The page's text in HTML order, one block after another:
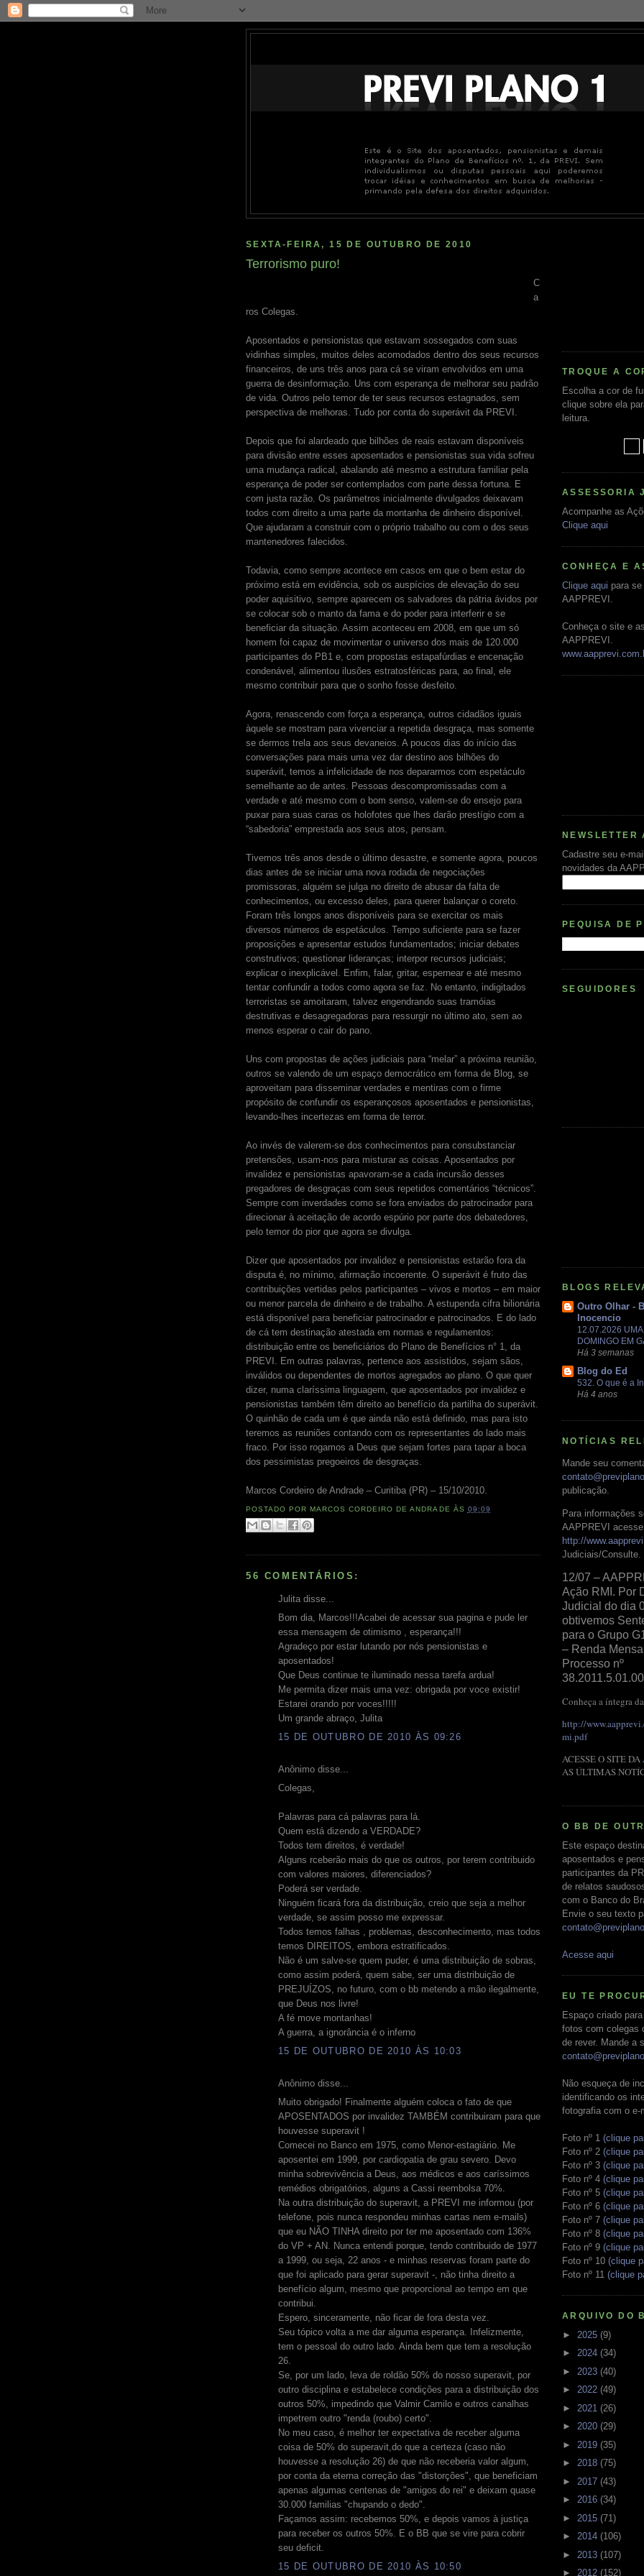
SEXTA-FEIRA, 15 DE OUTUBRO DE 2010
Terrorismo puro!
C
a
ros Colegas.
Aposentados e pensionistas que estavam sossegados com suas
vidinhas simples, muitos deles acomodados dentro dos seus recursos
financeiros, de uns três anos para cá se viram envolvidos em uma
guerra de desinformação. Uns com esperança de melhorar seu padrão
de vida. Outros pelo temor de ter seus recursos estagnados, sem
perspectiva de melhoras. Tudo por conta do superávit da PREVI.
Depois que foi alardeado que bilhões de reais estavam disponíveis
para divisão entre esses aposentados e pensionistas sua vida sofreu
uma mudança radical, abalando até mesmo a estrutura familiar pela
esperança de poder ser contemplados com parte dessa fortuna. E
com justa razão. Os parâmetros inicialmente divulgados deixavam
todos com direito a uma parte da montanha de dinheiro disponível.
Que ajudaram a construir com o próprio trabalho ou com o dos seus
mantenedores falecidos.
Todavia, como sempre acontece em casos em que o bem estar do
próximo está em evidência, sob os auspícios de elevação do seu
poder aquisitivo, sempre aparecem os salvadores da pátria ávidos por
se colocar sob o manto da fama e do poder para interferir e se
beneficiar da situação. Assim aconteceu em 2008, em que um só
homem foi capaz de movimentar o universo dos mais de 120.000
participantes do PB1 e, com propostas estapafúrdias e encenação
condenável, alimentou ilusões estratosféricas para, ao final, ele
mesmo contribuir para que o sonho fosse desfeito.
Agora, renascendo com força a esperança, outros cidadãos iguais
àquele se mostram para vivenciar a repetida desgraça, mas somente
se dermos trela aos seus devaneios. A poucos dias do início das
conversações para mais uma vez dar destino aos bilhões do
superávit, temos a infelicidade de nos depararmos com espetáculo
semelhante ao de antes. Pessoas descompromissadas com a
verdade e até mesmo com o bom senso, valem-se do ensejo para
puxar para suas caras os holofotes que lhes darão prestígio com a
“sabedoria” emprestada aos seus atos, pensam.
Tivemos três anos desde o último desastre, e somente agora, poucos
dias antes de se iniciar uma nova rodada de negociações
promissoras, alguém se julga no direito de abusar da falta de
conhecimentos, ou excesso deles, para querer balançar o coreto.
Foram três longos anos disponíveis para se exercitar os mais
diversos números de espetáculos. Tempo suficiente para se fazer
proposições e apresentar estudos fundamentados; iniciar debates
construtivos; questionar lideranças; interpor recursos judiciais;
explicar o inexplicável. Enfim, falar, gritar, espernear e até mesmo
tentar confundir a todos como agora se faz. No entanto, indigitados
terroristas se amoitaram, talvez engendrando suas tramóias
destrutivas e desagregadoras para ressurgir no último ato, sem ao
menos esperar o cair do pano.
Uns com propostas de ações judiciais para “melar” a próxima reunião,
outros se valendo de um espaço democrático em forma de Blog, se
aproveitam para disseminar verdades e mentiras com o firme
propósito de confundir os esperançosos aposentados e pensionistas,
levando-lhes incertezas em forma de terror.
Ao invés de valerem-se dos conhecimentos para consubstanciar
pretensões, usam-nos para misturar as coisas. Aposentados por
invalidez e pensionistas apavoram-se a cada incursão desses
pregadores de desgraças com seus repetidos comentários “técnicos”.
Sempre com inverdades como se fora enviados do patrocinador para
direcionar à aceitação de acordo espúrio por parte dos debatedores,
pelo temor do pior que agora se divulga.
Dizer que aposentados por invalidez e pensionistas estarão fora da
disputa é, no mínimo, afirmação incoerente. O superávit é fruto das
contribuições vertidas pelos participantes – vivos e mortos – em maior
ou menor parcela de dinheiro e de trabalho. A estupenda cifra bilionária
está disponível para beneficiar patrocinador e patrocinados. E do lado
de cá tem destinação atestada em normas e regulamentos:
distribuição entre os beneficiários do Plano de Benefícios n° 1, da
PREVI. Em outras palavras, pertence aos assistidos, sejam sãos,
inválidos ou dependentes de mortos agregados ao plano. O que quer
dizer, numa claríssima linguagem, que aposentados por invalidez e
pensionistas também têm direito ao benefício da partilha do superávit.
O quinhão de cada um é que ainda não está definido, mas para isto
teremos as reuniões contando com os representantes do lado mais
fraco. Por isso rogamos a Deus que sejam fortes para tapar a boca
dos pessimistas pregoeiros de desgraças.
Marcos Cordeiro de Andrade – Curitiba (PR) – 15/10/2010.
POSTADO PORMARCOS CORDEIRO DE ANDRADE ÀS 09:09
56 COMENTÁRIOS:
Julita disse...
Bom dia, Marcos!!!Acabei de acessar sua pagina e pude ler
essa mensagem de otimismo , esperança!!!
Agradeço por estar lutando por nós pensionistas e
aposentados!
Que Deus continue te iluminado nessa tarefa ardua!
Me permita dizer mais uma vez: obrigada por voce existir!
Estarei orando por voces!!!!!
Um grande abraço, Julita
15 DE OUTUBRO DE 2010 ÀS 09:26
Anônimo disse...
Colegas,
Palavras para cá palavras para lá.
Quem está dizendo a VERDADE?
Todos tem direitos, é verdade!
Alguns rceberão mais do que os outros, por terem contribuido
com valores maiores, diferenciados?
Poderá ser verdade.
Ninguém ficará fora da distribuição, creio que seja a melhor
verdade, se assim posso me expressar.
Todos temos falhas , problemas, desconhecimento, mas todos
temos DIREITOS, embora estratificados.
Não é um salve-se quem puder, é uma distribuição de sobras,
como assim poderá, quem sabe, ser uma distribuição de
PREJUÍZOS, no futuro, com o bb metendo a mão ilegalmente,
que Deus nos livre!
A fé move montanhas!
A guerra, a ignorância é o inferno
15 DE OUTUBRO DE 2010 ÀS 10:03
Anônimo disse...
Muito obrigado! Finalmente alguém coloca o fato de que
APOSENTADOS por invalidez TAMBÉM contribuiram para que
houvesse superavit !
Comecei no Banco em 1975, como Menor-estagiário. Me
aposentei em 1999, por cardiopatia de grau severo. Devo
minha sobrevivência a Deus, aos médicos e aos caríssimos
remédios obrigatórios, alguns a Cassi reembolsa 70%.
Na outra distribuição do superavit, a PREVI me informou (por
telefone, pois nunca respondeu minhas cartas nem e-mails)
que eu NÃO TINHA direito por ter me aposentado com 136%
do VP + AN. Nunca entendi porque, tendo contribuido de 1977
a 1999, ou seja, 22 anos - e minhas reservas foram parte do
que foi aplicado para gerar superavit -, não tinha direito a
benefício algum, mesmo que proporcional ao tempo em que
contribui.
Espero, sinceramente, não ficar de fora desta vez.
Seu tópico volta a me dar alguma esperança. Infelizmente,
tem o pessoal do outro lado. Ainda bem que tem a resolução
26.
Se, por um lado, leva de roldão 50% do nosso superavit, por
outro disciplina e estabelece condições para a distribuição dos
outros 50%, impedindo que Valmir Camilo e outros canalhas
impetrem outro "renda (roubo) certo".
No meu caso, é melhor ter expectativa de receber alguma
coisa de 50% do superavit,do que a certeza (caso não
houvesse a resolução 26) de que não receberia valor algum,
por conta da eterna correção das "distorções", que beneficiam
apenas algumas centenas de "amigos do rei" e deixam quase
30.000 familias "chupando o dedo".
Façamos assim: recebemos 50%, e depois vamos à justiça
para receber os outros 50%. E o BB que se vire para cobrir
seu deficit.
15 DE OUTUBRO DE 2010 ÀS 10:50
TROQUE A
Escolha a cor de
clique sobre ela
leitura.
ASSESSORIA
Acompanhe as
Clique aqui
CONHEÇA E
Clique aqui para
AAPPREVI.
Conheça o site e
AAPPREVI.
NEWSLETTER
Cadastre seu e-
novidades da
PEQUISA DE
SEGUIDORES
BLOGS
Outro Olhar -
Inocencio
12.07.2026
DOMINGO EM
Há 3 semanas
Blog do Ed
532. O que é a
Há 4 anos
NOTÍCIAS
Mande seu
publicação.
Para informações
AAPPREVI
http://
Judiciais/Consulte.
12/07 –
Ação RMI. Por
Judicial do dia
obtivemos
para o Grupo
– Renda
Processo nº
Conheça a íntegra
http://
mi.pdf
ACESSE O SITE DA
AS ÚLTIMAS
O BB DE
Este espaço
aposentados e
participantes da
de relatos
com o Banco do
Envie o seu texto
Acesse aqui
EU TE
Espaço criado
fotos com colegas
de rever. Mande a
Não esqueça de
identificando os
fotografia com o e-
Foto nº 1 (clique
Foto nº 2 (clique
Foto nº 3 (clique
Foto nº 4 (clique
Foto nº 5 (clique
Foto nº 6 (clique
Foto nº 7 (clique
Foto nº 8 (clique
Foto nº 9 (clique
Foto nº 10 (clique
Foto nº 11 (clique
ARQUIVO DO
► 2025 (9)
► 2024 (34)
► 2023 (40)
► 2022 (49)
► 2021 (26)
► 2020 (29)
► 2019 (35)
► 2018 (75)
► 2017 (43)
► 2016 (34)
► 2015 (71)
► 2014 (106)
► 2013 (107)
► 2012 (152)